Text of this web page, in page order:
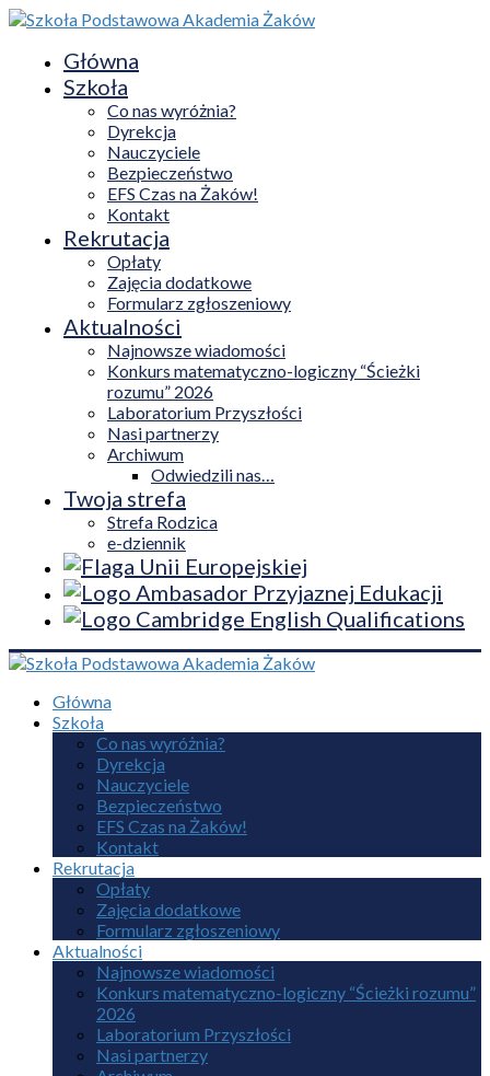
Główna
Szkoła
Co nas wyróżnia?
Dyrekcja
Nauczyciele
Bezpieczeństwo
EFS Czas na Żaków!
Kontakt
Rekrutacja
Opłaty
Zajęcia dodatkowe
Formularz zgłoszeniowy
Aktualności
Najnowsze wiadomości
Konkurs matematyczno-logiczny “Ścieżki
rozumu” 2026
Laboratorium Przyszłości
Nasi partnerzy
Archiwum
Odwiedzili nas…
Twoja strefa
Strefa Rodzica
e-dziennik
Główna
Szkoła
Co nas wyróżnia?
Dyrekcja
Nauczyciele
Bezpieczeństwo
EFS Czas na Żaków!
Kontakt
Rekrutacja
Opłaty
Zajęcia dodatkowe
Formularz zgłoszeniowy
Aktualności
Najnowsze wiadomości
Konkurs matematyczno-logiczny “Ścieżki rozumu”
2026
Laboratorium Przyszłości
Nasi partnerzy